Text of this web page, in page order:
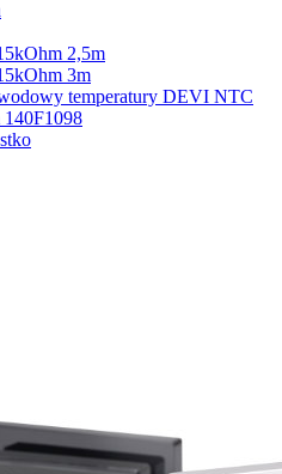
2,5m
3m
temperatury DEVI NTC
140F1098